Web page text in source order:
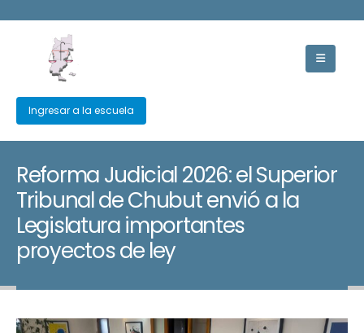
Ingresar a la escuela
Reforma Judicial 2026: el Superior
Tribunal de Chubut envió a la
Legislatura importantes
proyectos de ley